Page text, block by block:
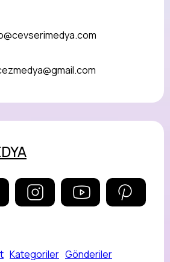
Kategoriler Gönderiler